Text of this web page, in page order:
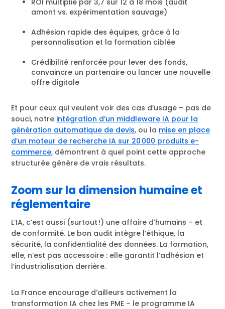
ROI multiplié par 3,7 sur 12 à 18 mois (audit
amont vs. expérimentation sauvage)
Adhésion rapide des équipes, grâce à la
personnalisation et la formation ciblée
Crédibilité renforcée pour lever des fonds,
convaincre un partenaire ou lancer une nouvelle
offre digitale
Et pour ceux qui veulent voir des cas d’usage – pas de
souci, notre intégration d’un middleware IA pour la
génération automatique de devis, ou la mise en place
d’un moteur de recherche IA sur 20 000 produits e-
commerce, démontrent à quel point cette approche
structurée génère de vrais résultats.
Zoom sur la dimension humaine et
réglementaire
L’IA, c’est aussi (surtout !) une affaire d’humains – et
de conformité. Le bon audit intègre l’éthique, la
sécurité, la confidentialité des données. La formation,
elle, n’est pas accessoire : elle garantit l’adhésion et
l’industrialisation derrière.
La France encourage d’ailleurs activement la
transformation IA chez les PME – le programme IA